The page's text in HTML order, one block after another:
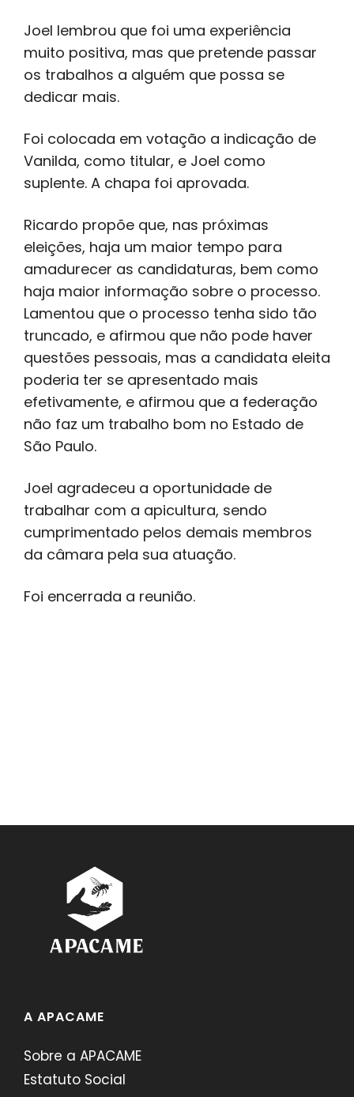
Joel lembrou que foi uma experiência
muito positiva, mas que pretende passar
os trabalhos a alguém que possa se
dedicar mais.
Foi colocada em votação a indicação de
Vanilda, como titular, e Joel como
suplente. A chapa foi aprovada.
Ricardo propõe que, nas próximas
eleições, haja um maior tempo para
amadurecer as candidaturas, bem como
haja maior informação sobre o processo.
Lamentou que o processo tenha sido tão
truncado, e afirmou que não pode haver
questões pessoais, mas a candidata eleita
poderia ter se apresentado mais
efetivamente, e afirmou que a federação
não faz um trabalho bom no Estado de
São Paulo.
Joel agradeceu a oportunidade de
trabalhar com a apicultura, sendo
cumprimentado pelos demais membros
da câmara pela sua atuação.
Foi encerrada a reunião.
A APACAME
Sobre a APACAME
Estatuto Social